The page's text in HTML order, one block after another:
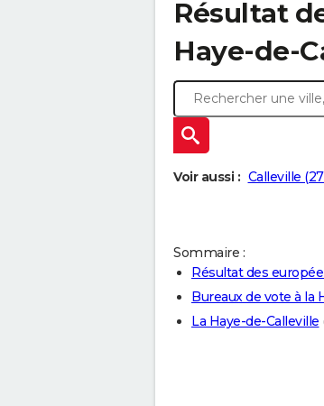
Résultat
Haye-de-
Voir aussi : Calleville
Sommaire :
Résultat des
Bureaux de vote à la
La Haye-de-Calleville